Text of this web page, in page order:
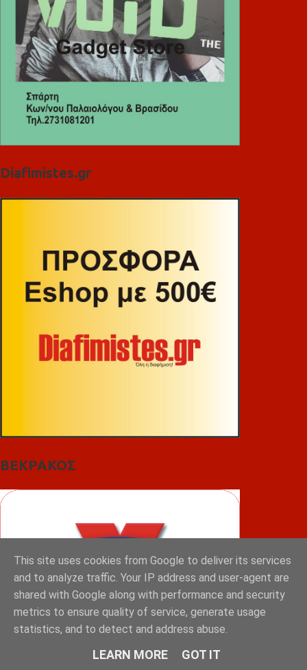
Diafimistes.gr
ΒΕΚΡΑΚΟΣ
This site uses cookies from Google to deliver its services
and to analyze traffic. Your IP address and user-agent are
shared with Google along with performance and security
metrics to ensure quality of service, generate usage
statistics, and to detect and address abuse.
LEARN MORE GOT IT